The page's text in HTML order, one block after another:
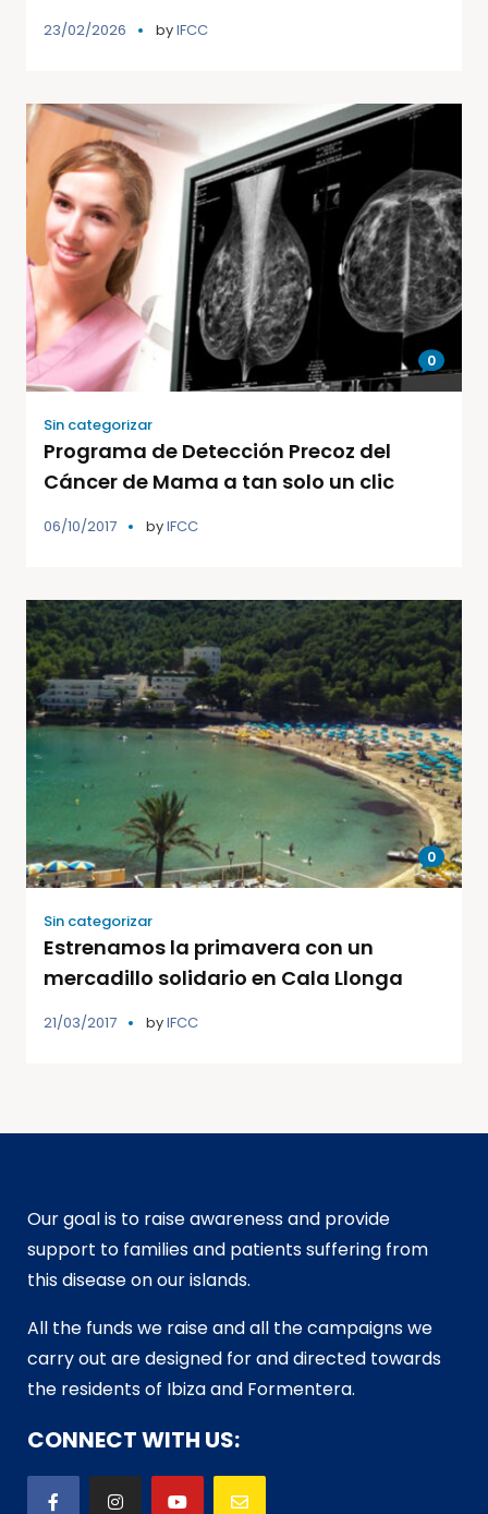
23/02/2026 byIFCC
0
Sin categorizar
Programa de Detección Precoz del
Cáncer de Mama a tan solo un clic
06/10/2017 byIFCC
0
Sin categorizar
Estrenamos la primavera con un
mercadillo solidario en Cala Llonga
21/03/2017 byIFCC
Our goal is to raise awareness and provide
support to families and patients suffering from
this disease on our islands.
All the funds we raise and all the campaigns we
carry out are designed for and directed towards
the residents of Ibiza and Formentera.
CONNECT WITH US: